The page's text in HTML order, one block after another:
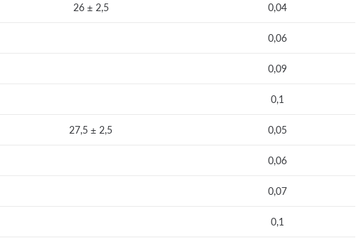
26 ± 2,5 0,04
0,06
0,09
0,1
27,5 ± 2,5 0,05
0,06
0,07
0,1